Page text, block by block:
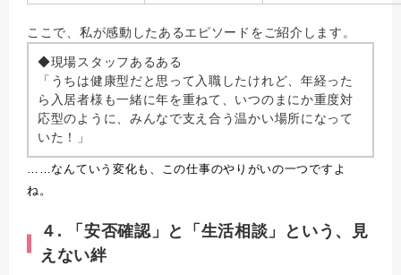
ここで、私が感動したあるエピソードをご紹介します。
◆現場スタッフあるある
「うちは健康型だと思って入職したけれど、年経った
ら入居者様も一緒に年を重ねて、いつのまにか重度対
応型のように、みんなで支え合う温かい場所になって
いた！」
……なんていう変化も、この仕事のやりがいの一つですよ
ね。
４. 「安否確認」と「生活相談」という、見
えない絆